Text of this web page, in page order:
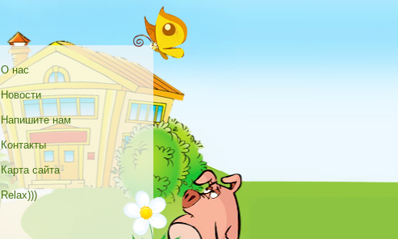
О нас
Новости
Напишите нам
Контакты
Карта сайта
Relax)))